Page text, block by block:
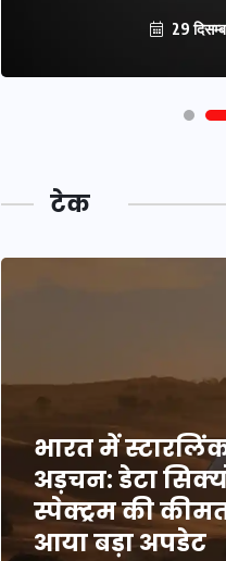
29
टेक
भारत में
अड़चन: डेटा
स्पेक्ट्रम की
आया बड़ा अपडेट